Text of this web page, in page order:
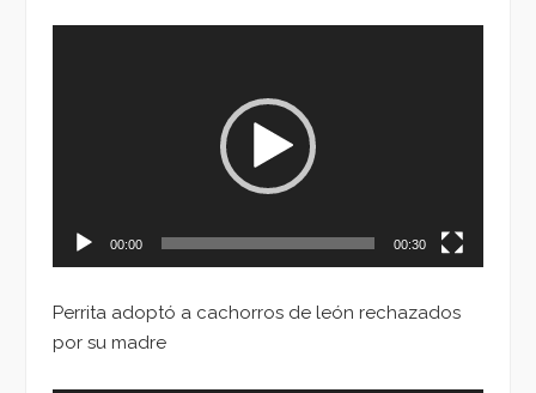
00:00 00:30
Perrita adoptó a cachorros de león rechazados
por su madre